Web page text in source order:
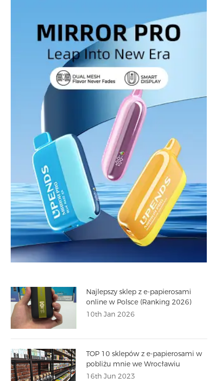
Najlepszy sklep z e-papierosami
online w Polsce (Ranking 2026)
10th Jan 2026
TOP 10 sklepów z e-papierosami w
pobliżu mnie we Wrocławiu
16th Jun 2023